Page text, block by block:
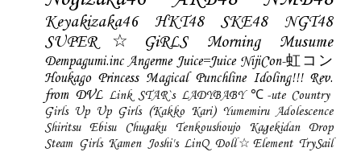
Keyakizaka46 HKT48 SKE48
NGT48
SUPER☆GiRLS
Morning Musume
Dempagumi.inc Angerme Juice=Juice NijiCon-虹コン
Houkago Princess Magical Punchline Idoling!!! Rev.
from DVL Link STAR`s LADYBABY ℃-ute Country
Girls Up Up Girls (Kakko Kari) Yumemiru Adolescence
Shiritsu Ebisu Chugaku
Tenkoushoujo Kagekidan
Drop
Steam Girls Kamen Joshi's LinQ Doll☆Element TrySail